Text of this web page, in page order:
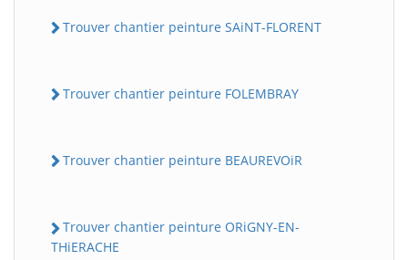
Trouver chantier peinture SAiNT-FLORENT
Trouver chantier peinture FOLEMBRAY
Trouver chantier peinture BEAUREVOiR
Trouver chantier peinture ORiGNY-EN-
THiERACHE